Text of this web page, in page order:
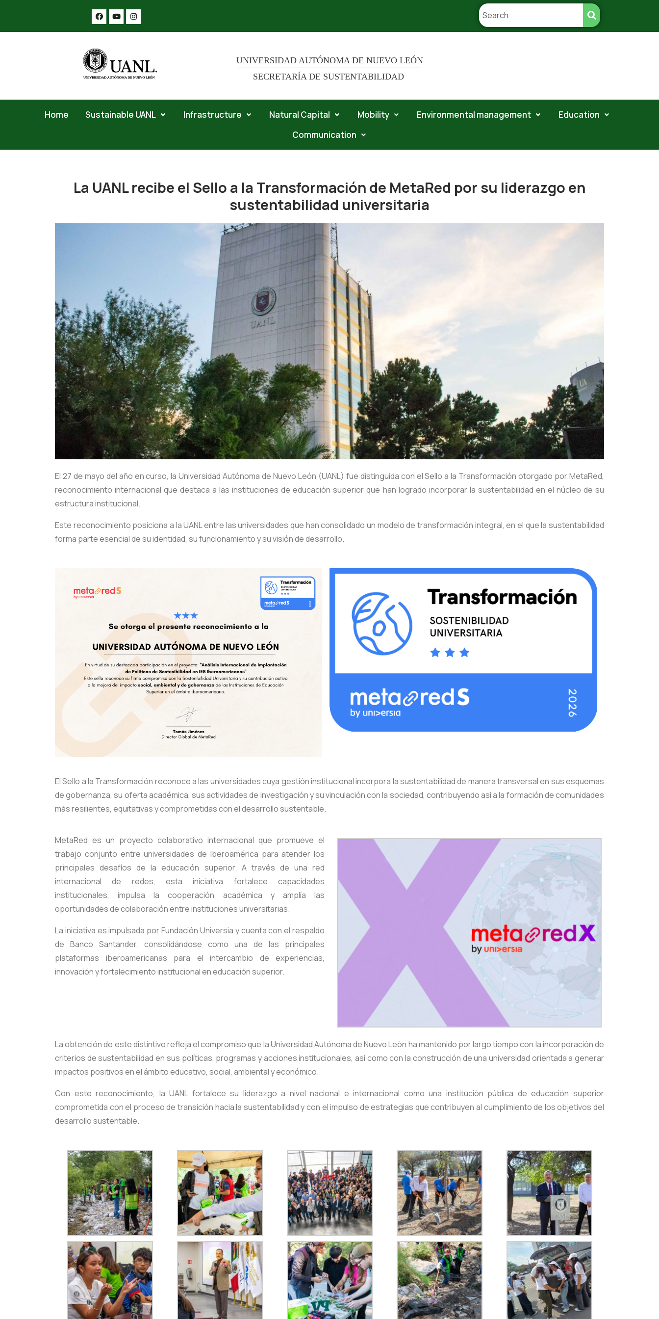
UNIVERSIDAD AUTÓNOMA DE NUEVO LEÓN
SECRETARÍA DE SUSTENTABILIDAD
Home Sustainable UANL Infrastructure Natural Capital Mobility Environmental management
Education
Communication
La UANL recibe el Sello a la Transformación de MetaRed por su liderazgo en
sustentabilidad universitaria
El 27 de mayo del año en curso, la Universidad Autónoma de Nuevo León (UANL) fue distinguida con el Sello a la Transformación otorgado por MetaRed,
reconocimiento internacional que destaca a las instituciones de educación superior que han logrado incorporar la sustentabilidad en el núcleo de su
estructura institucional.
Este reconocimiento posiciona a la UANL entre las universidades que han consolidado un modelo de transformación integral, en el que la sustentabilidad
forma parte esencial de su identidad, su funcionamiento y su visión de desarrollo.
El Sello a la Transformación reconoce a las universidades cuya gestión institucional incorpora la sustentabilidad de manera transversal en sus esquemas
de gobernanza, su oferta académica, sus actividades de investigación y su vinculación con la sociedad, contribuyendo así a la formación de comunidades
más resilientes, equitativas y comprometidas con el desarrollo sustentable.
MetaRed es un proyecto colaborativo internacional que promueve el
trabajo conjunto entre universidades de Iberoamérica para atender los
principales desafíos de la educación superior. A través de una red
internacional de redes, esta iniciativa fortalece capacidades
institucionales, impulsa la cooperación académica y amplía las
oportunidades de colaboración entre instituciones universitarias.
La iniciativa es impulsada por Fundación Universia y cuenta con el respaldo
de Banco Santander, consolidándose como una de las principales
plataformas iberoamericanas para el intercambio de experiencias,
innovación y fortalecimiento institucional en educación superior.
La obtención de este distintivo refleja el compromiso que la Universidad Autónoma de Nuevo León ha mantenido por largo tiempo con la incorporación de
criterios de sustentabilidad en sus políticas, programas y acciones institucionales, así como con la construcción de una universidad orientada a generar
impactos positivos en el ámbito educativo, social, ambiental y económico.
Con este reconocimiento, la UANL fortalece su liderazgo a nivel nacional e internacional como una institución pública de educación superior
comprometida con el proceso de transición hacia la sustentabilidad y con el impulso de estrategias que contribuyen al cumplimiento de los objetivos del
desarrollo sustentable.